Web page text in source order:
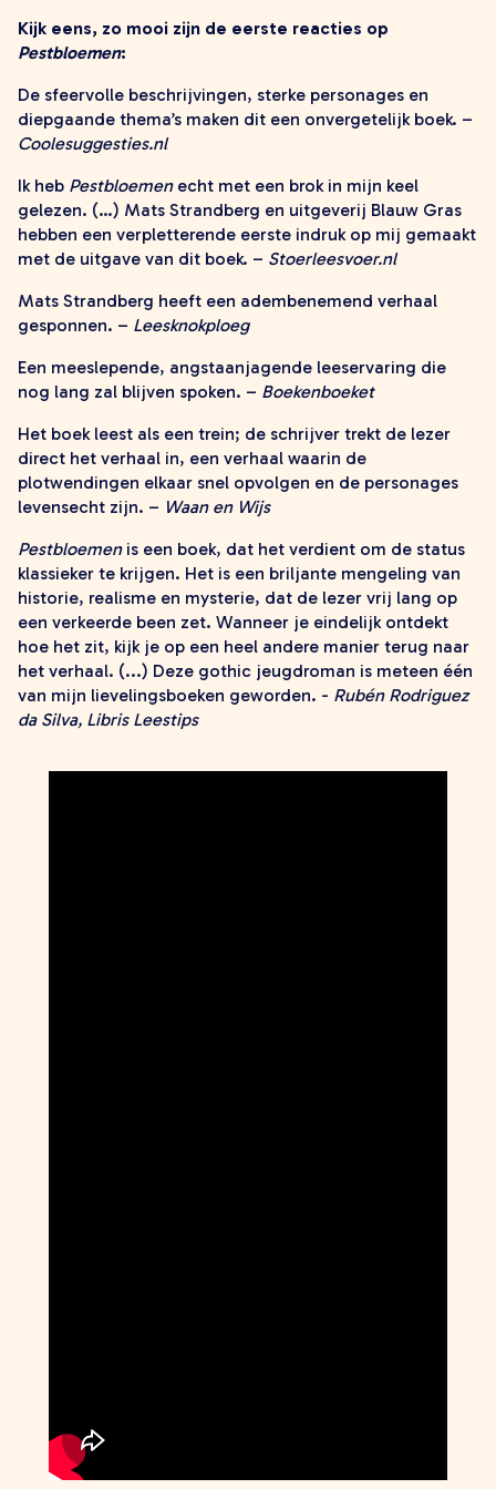
zoeken
Kijk eens, zo mooi zijn de eerste reacties op
Pestbloemen:
De sfeervolle beschrijvingen, sterke personages en
diepgaande thema’s maken dit een onvergetelijk boek. –
Coolesuggesties.nl
Ik heb Pestbloemenecht met een brok in mijn keel
gelezen. (…) Mats Strandberg en uitgeverij Blauw Gras
hebben een verpletterende eerste indruk op mij gemaakt
met de uitgave van dit boek. – Stoerleesvoer.nl
Mats Strandberg heeft een adembenemend verhaal
gesponnen. – Leesknokploeg
Een meeslepende, angstaanjagende leeservaring die
nog lang zal blijven spoken. – Boekenboeket
Het boek leest als een trein; de schrijver trekt de lezer
direct het verhaal in, een verhaal waarin de
plotwendingen elkaar snel opvolgen en de personages
levensecht zijn. – Waan en Wijs
Pestbloemenis een boek, dat het verdient om de status
klassieker te krijgen. Het is een briljante mengeling van
historie, realisme en mysterie, dat de lezer vrij lang op
een verkeerde been zet. Wanneer je eindelijk ontdekt
hoe het zit, kijk je op een heel andere manier terug naar
het verhaal. (...) Deze gothic jeugdroman is meteen één
van mijn lievelingsboeken geworden. - Rubén Rodriguez
da Silva, Libris Leestips